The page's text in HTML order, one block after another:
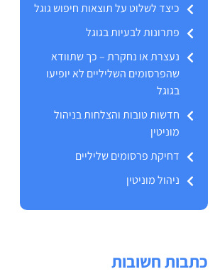
כיצד לשלוט על תוצאות חיפוש גוגל
פתרונות לבעיות בגוגל
נעצרת או נחקרת – כך שתוודא
שהפרסומים השליליים לא יופיעו
בגוגל
חדשות טובות והצלחות בניהול
מוניטין
דחיקת פרסומים שליליים
ניהול מוניטין
כתבות חשובות